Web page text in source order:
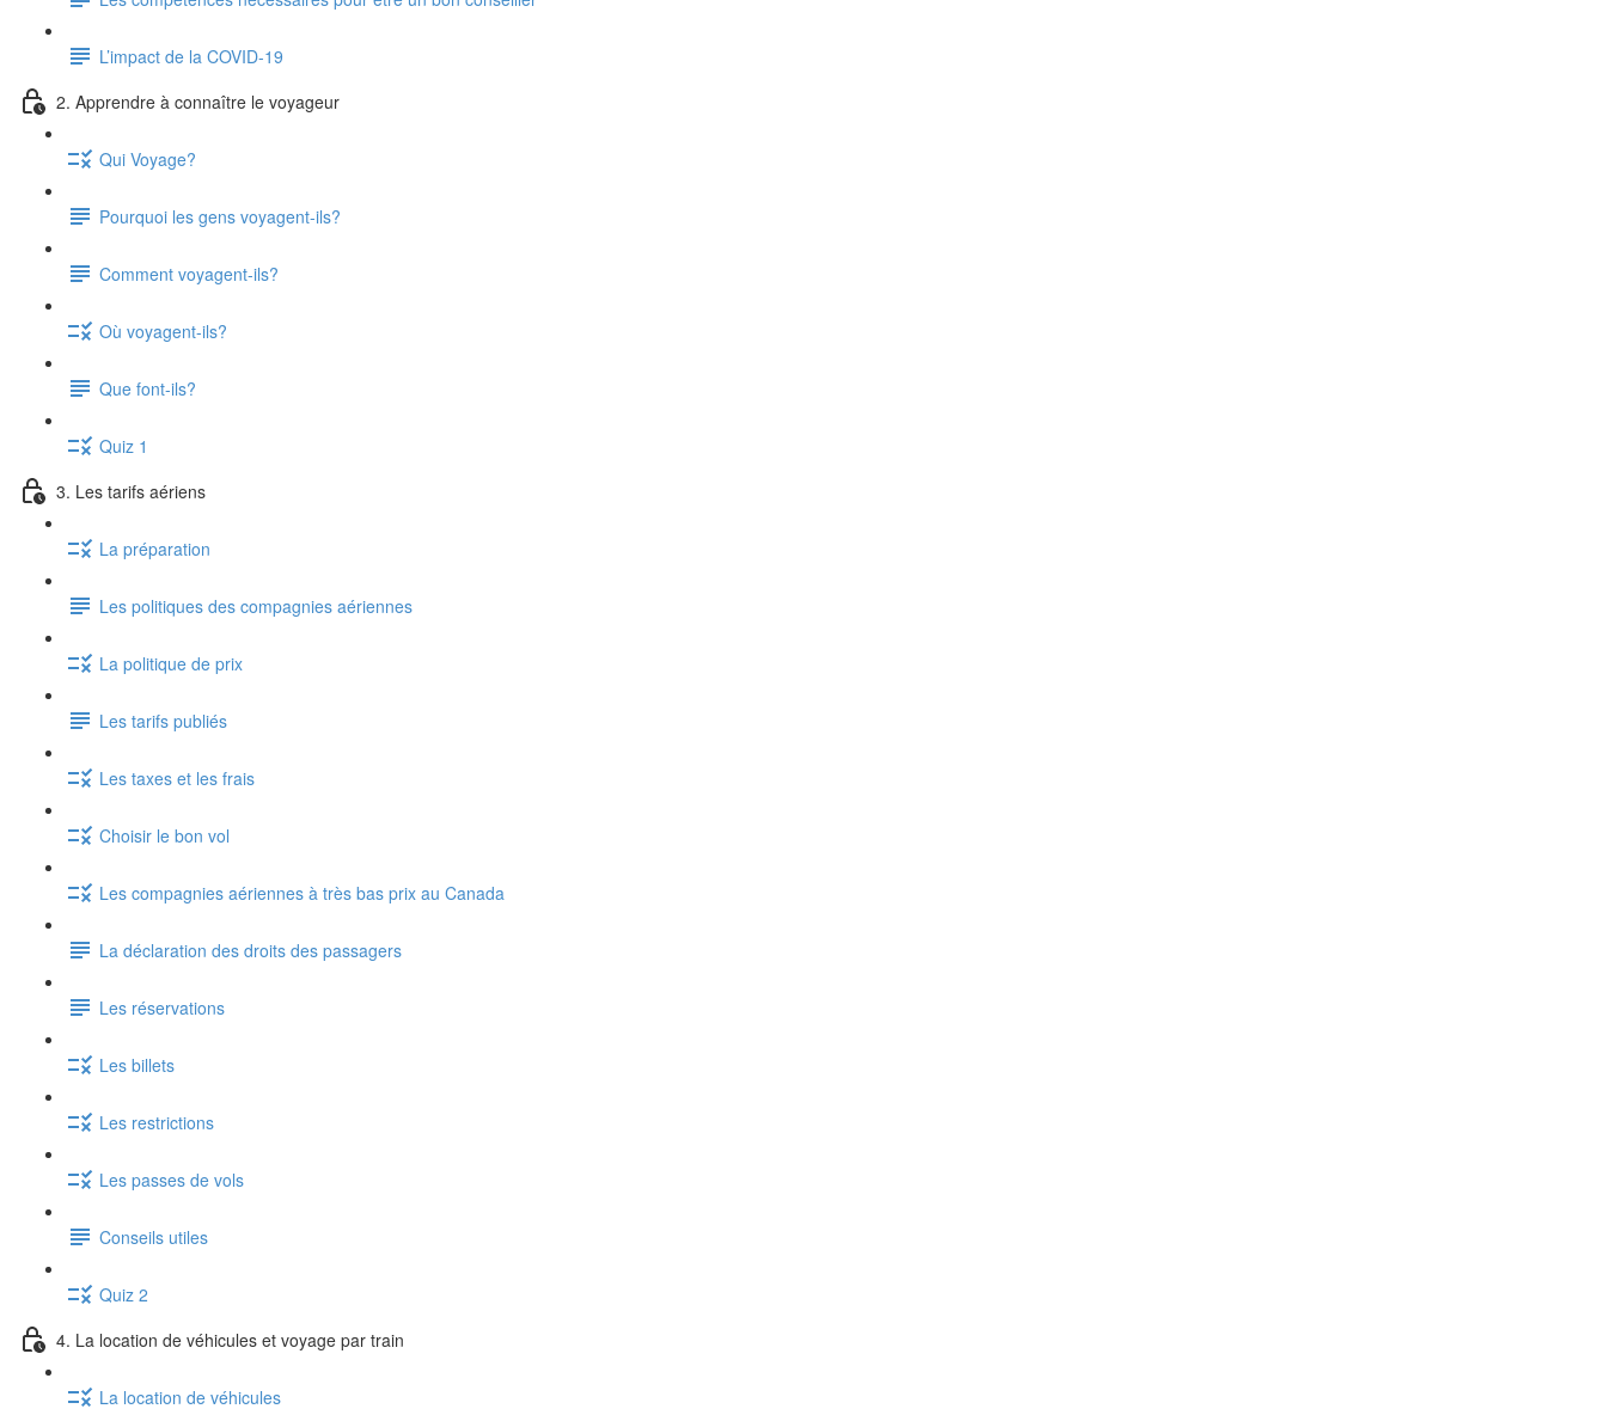
L’impact de la COVID-19
2. Apprendre à connaître le voyageur
Qui Voyage?
Pourquoi les gens voyagent-ils?
Comment voyagent-ils?
Où voyagent-ils?
Que font-ils?
Quiz 1
3. Les tarifs aériens
La préparation
Les politiques des compagnies aériennes
La politique de prix
Les tarifs publiés
Les taxes et les frais
Choisir le bon vol
Les compagnies aériennes à très bas prix au Canada
La déclaration des droits des passagers
Les réservations
Les billets
Les restrictions
Les passes de vols
Conseils utiles
Quiz 2
4. La location de véhicules et voyage par train
La location de véhicules